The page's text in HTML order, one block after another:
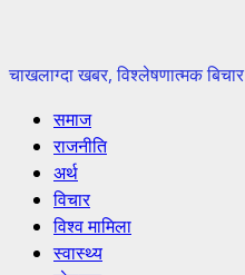
चाखलाग्दा खबर, विश्लेषणात्मक बिचार
Primary
Menu
समाज
राजनीति
अर्थ
विचार
विश्व मामिला
स्वास्थ्य